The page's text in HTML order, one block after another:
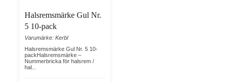
Halsremsmärke Gul Nr.
5 10-pack
Varumärke: Kerbl
Halsremsmärke Gul Nr. 5 10-
packHalsremsmärke –
Nummerbricka för halsrem /
hal...